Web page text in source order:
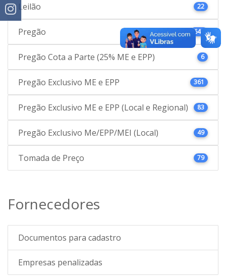
Leilão 22
Pregão 646
Pregão Cota a Parte (25% ME e EPP) 6
Pregão Exclusivo ME e EPP 361
Pregão Exclusivo ME e EPP (Local e Regional) 83
Pregão Exclusivo Me/EPP/MEI (Local) 49
Tomada de Preço 79
Fornecedores
Documentos para cadastro
Empresas penalizadas